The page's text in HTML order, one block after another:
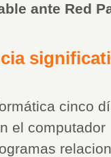
ante Red
cinco
el computador